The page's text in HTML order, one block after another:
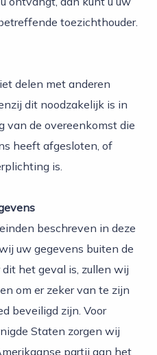
toezichthouder.
delen met anderen
dit noodzakelijk is in
van de overeenkomst die
heeft afgesloten, of
is.
beschreven in deze
uw gegevens buiten de
het geval is, zullen wij
om er zeker van te zijn
beveiligd zijn. Voor
Staten zorgen wij
partij aan het